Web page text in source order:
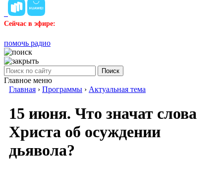
Сейчас в эфире:
помочь радио
Поиск
Главное меню
Главная › Программы › Актуальная тема
15 июня. Что значат слова
Христа об осуждении
дьявола?